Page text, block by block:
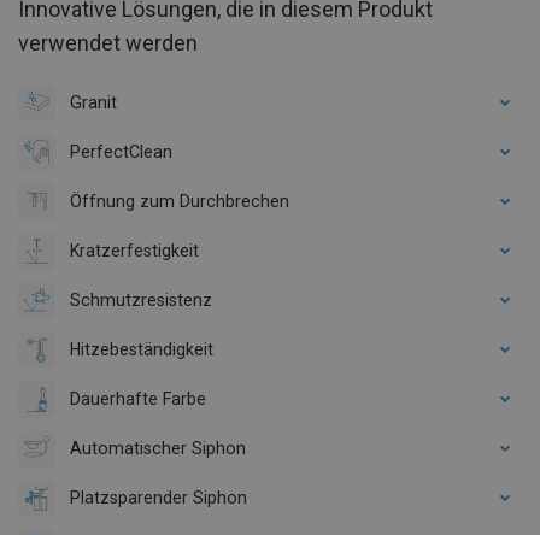
Innovative Lösungen, die in diesem Produkt
verwendet werden
Granit
PerfectClean
Öffnung zum Durchbrechen
Kratzerfestigkeit
Schmutzresistenz
Hitzebeständigkeit
Dauerhafte Farbe
Automatischer Siphon
Platzsparender Siphon